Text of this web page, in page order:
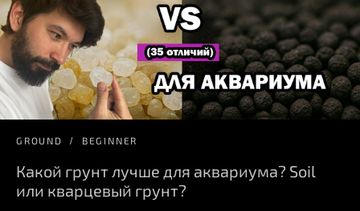
GROUND BEGINNER
Какой грунт лучше для аквариума? Soil
или кварцевый грунт?